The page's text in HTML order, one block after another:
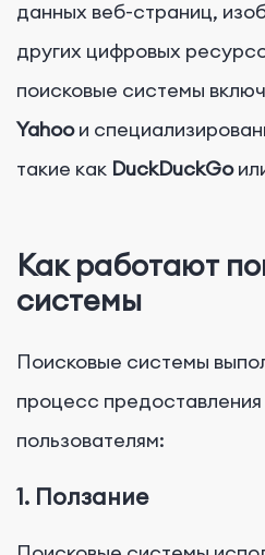
данных веб-страниц,
других цифровых
поисковые системы
Yahoo и
такие как DuckDuckGo
Как работают
системы
Поисковые системы
процесс предоставления
пользователям:
1. Ползание